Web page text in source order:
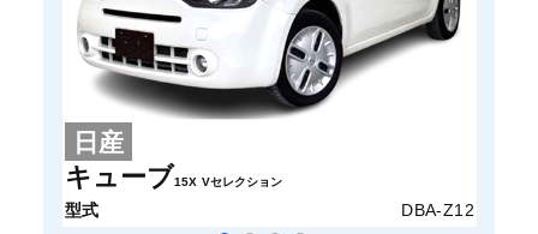
日産
キューブ15X Vセレクション
型式 DBA-Z12